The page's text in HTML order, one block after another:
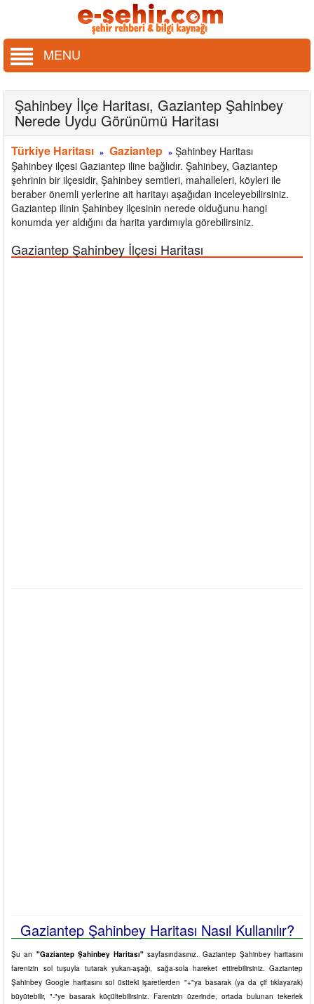
MENU
Şahinbey İlçe Haritası, Gaziantep Şahinbey
Nerede Uydu Görünümü Haritası
Türkiye Haritası » Gaziantep » Şahinbey Haritası
Şahinbey ilçesi Gaziantep iline bağlıdır. Şahinbey, Gaziantep
şehrinin bir ilçesidir, Şahinbey semtleri, mahalleleri, köyleri ile
beraber önemli yerlerine ait haritayı aşağıdan inceleyebilirsiniz.
Gaziantep ilinin Şahinbey ilçesinin nerede olduğunu hangi
konumda yer aldığını da harita yardımıyla görebilirsiniz.
Gaziantep Şahinbey İlçesi Haritası
Gaziantep Şahinbey Haritası Nasıl Kullanılır?
Şu an "Gaziantep Şahinbey Haritası" sayfasındasınız. Gaziantep Şahinbey haritasını
farenizin sol tuşuyla tutarak yukarı-aşağı, sağa-sola hareket ettirebilirsiniz. Gaziantep
Şahinbey Google haritasını sol üstteki işaretlerden "+"ya basarak (ya da çif tıklayarak)
büyütebilir, "-"ye basarak küçültebilirsiniz. Farenizin üzerinde, ortada bulunan tekerlek